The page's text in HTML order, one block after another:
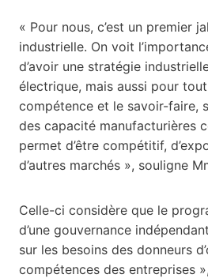
« Pour nous, c’est un premier
industrielle. On voit
d’avoir une stratégie
électrique, mais aussi pour
compétence et le savoir-faire,
des capacité manufacturières
permet d’être compétitif,
d’autres marchés », souligne
Celle-ci considère que le
d’une gouvernance
sur les besoins des donneurs
compétences des entreprises